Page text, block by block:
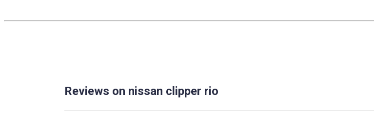
Reviews on nissan clipper rio